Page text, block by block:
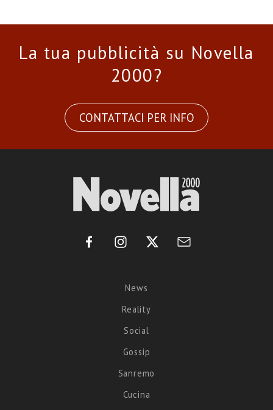
La tua pubblicità su Novella
2000?
CONTATTACI PER INFO
News
Reality
Social
Gossip
Sanremo
Cucina